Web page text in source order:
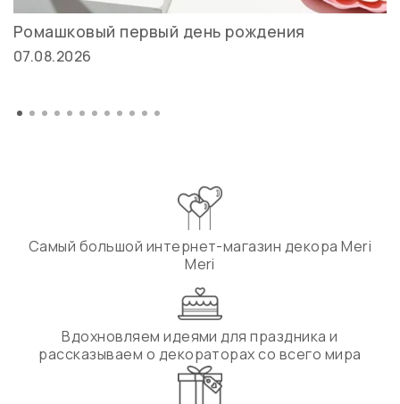
Ромашковый первый день рождения
07.08.2026
Самый большой интернет-магазин декора Meri
Meri
Вдохновляем идеями для праздника и
рассказываем о декораторах со всего мира